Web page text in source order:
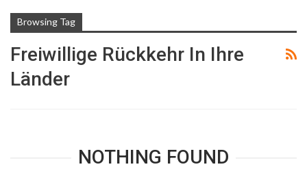
Browsing Tag
Freiwillige Rückkehr In Ihre
Länder
NOTHING FOUND